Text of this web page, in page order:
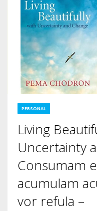
PERSONAL
Living
Uncertainty
Consumam
acumulam
vor refula –